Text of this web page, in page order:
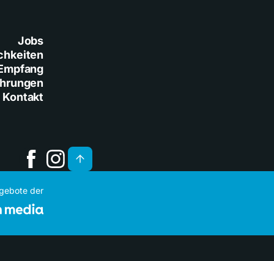
Jobs
Kontakt
der